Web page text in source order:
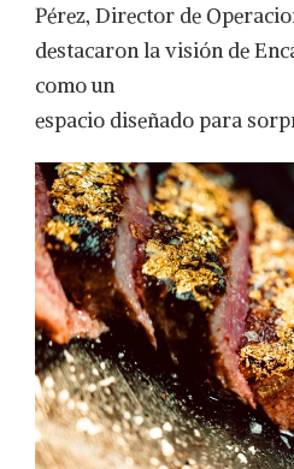
Pérez, Director de
destacaron la visión de
como un
espacio diseñado para